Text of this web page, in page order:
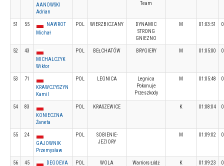
AANOWSKI
Adrian
Team
51 55
NAWROT
Michał
POL WIERZBICZANY
DYNAMIC
STRONG
GNIEZNO
M 01:03:51
52
43
MICHALCZYK
Wiktor
POL BEŁCHATÓW BRYGIERY M 01:05:00
53
71
KRAWCZYSZYN
Kamil
POL LEGNICA
Legnica
Pokonuje
Przeszkody
M 01:05:48
54
83
KONIECZNA
Żaneta
POL KRASZEWICE K 01:08:04
55
24
GAJOWNIK
Przemysław
POL
SOBIENIE-
JEZIORY
M 01:09:02
56 45
DEGOEVA
POL
WOLA
Warriors Łódź K 01:09:23